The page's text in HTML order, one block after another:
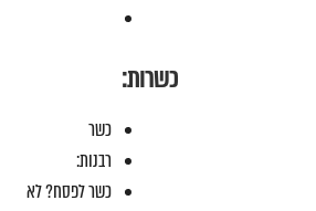
כשרות:
כשר
רבנות:
כשר לפסח? לא